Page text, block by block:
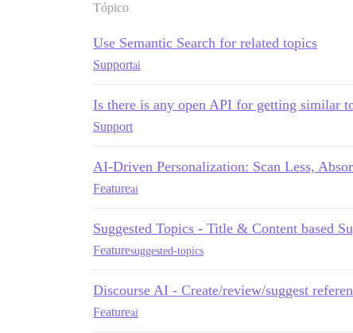
Tópico
Use Semantic Search for related topics
Supportai
Is there is any open API for getting similar
Support
AI-Driven Personalization: Scan Less,
Featureai
Suggested Topics - Title & Content based
Featuresuggested-topics
Discourse AI - Create/review/suggest
Featureai